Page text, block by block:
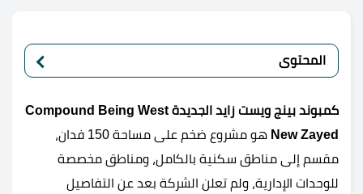
المحتوى
كمبوند بينج ويست زايد الجديدة Compound Being West
New Zayed
هو مشروع ضخم على مساحة 150 فدان،
مقسم إلى مناطق سكنية بالكامل، ومناطق مخصصة
للوحدات الإدارية، ولم تعلن الشركة بعد عن التفاصيل